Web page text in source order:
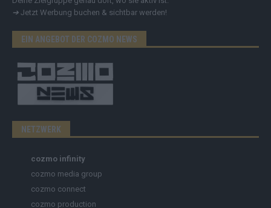
➔ Jetzt Werbung buchen & sichtbar werden!
EIN ANGEBOT DER COZMO NEWS
NETZWERK
cozmo infinity
cozmo media group
cozmo connect
cozmo production